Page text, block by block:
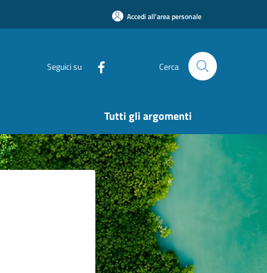
Accedi all'area personale
Seguici su Cerca
Tutti gli argomenti